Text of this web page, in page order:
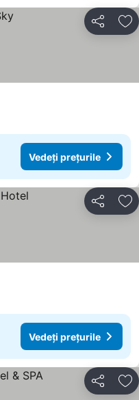
Distribuiți
Vedeți prețurile
Distribuiți
Vedeți prețurile
Distribuiți